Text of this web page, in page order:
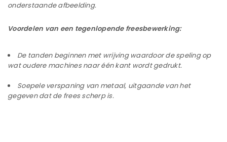
onderstaande afbeelding.
Voordelen van een tegenlopende freesbewerking:
De tanden beginnen met wrijving waardoor de speling op
wat oudere machines naar één kant wordt gedrukt.
Soepele verspaning van metaal, uitgaande van het
gegeven dat de frees scherp is.